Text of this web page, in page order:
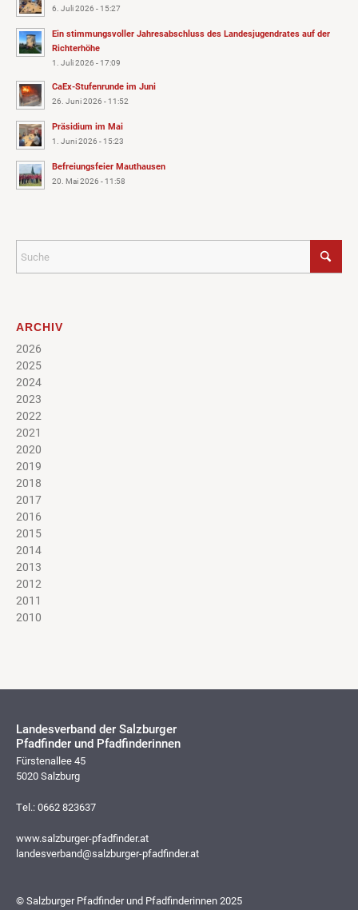
6. Juli 2026 - 15:27
Ein stimmungsvoller Jahresabschluss des Landesjugendrates auf der
Richterhöhe
1. Juli 2026 - 17:09
CaEx-Stufenrunde im Juni
26. Juni 2026 - 11:52
Präsidium im Mai
1. Juni 2026 - 15:23
Befreiungsfeier Mauthausen
20. Mai 2026 - 11:58
ARCHIV
2026
2025
2024
2023
2022
2021
2020
2019
2018
2017
2016
2015
2014
2013
2012
2011
2010
Landesverband der Salzburger
Pfadfinder und Pfadfinderinnen
Fürstenallee 45
5020 Salzburg
Tel.: 0662 823637
www.salzburger-pfadfinder.at
landesverband@salzburger-pfadfinder.at
© Salzburger Pfadfinder und Pfadfinderinnen 2025